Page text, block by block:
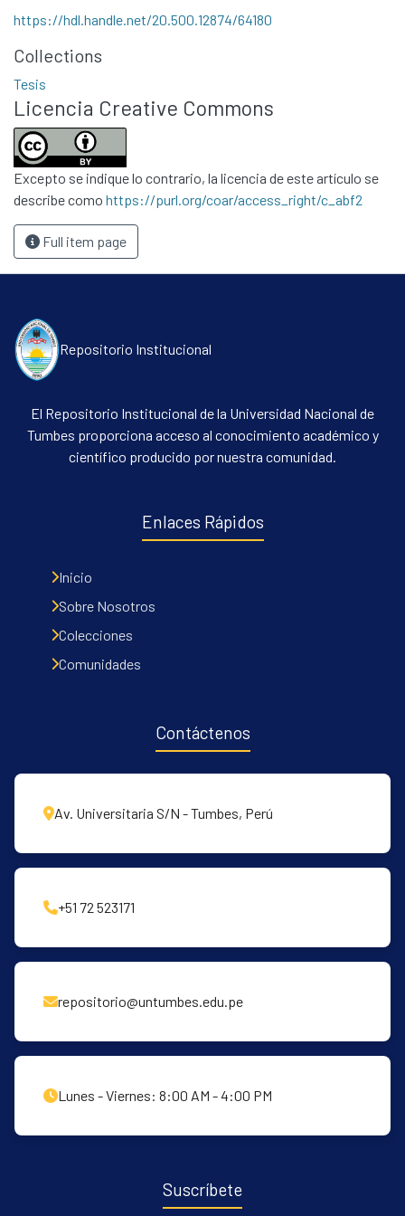
https://hdl.handle.net/20.500.12874/64180
Collections
Tesis
Licencia Creative Commons
Excepto se indique lo contrario, la licencia de este artículo se
describe como https://purl.org/coar/access_right/c_abf2
Full item page
Repositorio Institucional
El Repositorio Institucional de la Universidad Nacional de
Tumbes proporciona acceso al conocimiento académico y
científico producido por nuestra comunidad.
Enlaces Rápidos
Inicio
Sobre Nosotros
Colecciones
Comunidades
Contáctenos
Av. Universitaria S/N - Tumbes, Perú
+51 72 523171
repositorio@untumbes.edu.pe
Lunes - Viernes: 8:00 AM - 4:00 PM
Suscríbete